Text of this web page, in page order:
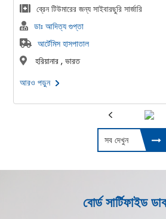
AMS 700 LGX 3 পিস ইনফ্ল্যাটেবল
ডাঃ গৌতম বাঙ্গা
এসসিআই হাসপাতাল
দিল্লি , দিল্লি , ভারত
আরও পড়ুন
সব দেখুন
বোর্ড সার্টিফাইড